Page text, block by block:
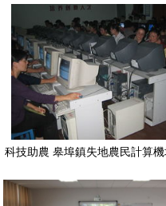
科技助農 皋埠鎮失地農民計算